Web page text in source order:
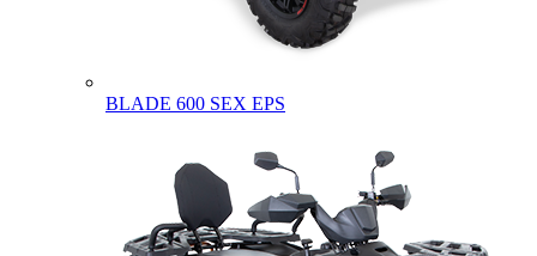
BLADE 600 SEX EPS